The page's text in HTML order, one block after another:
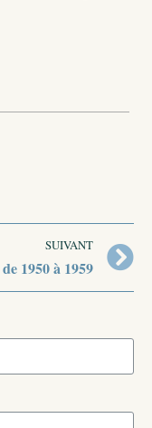
SUIVANT
1950 à 1959